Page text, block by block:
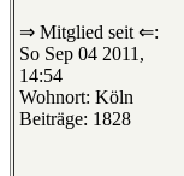
⇒ Mitglied seit ⇐:
So Sep 04 2011,
14:54
Wohnort: Köln
Beiträge: 1828